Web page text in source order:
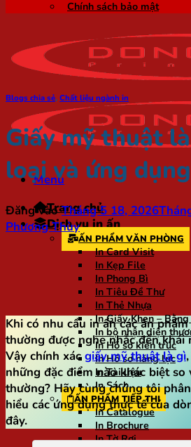
Chính sách bảo mật
Menu
Trang chủ
Dịch vụ in ấn
ẤN PHẨM VĂN PHÒNG
In Card Visit
In Kẹp File
In Phong Bì
In Tiêu Đề Thư
In Thẻ Nhựa
In Giấy Khen –
In bộ nhận diện
In Hồ sơ kiến trúc
In Hồ sơ năng lực
In Tài liệu
In Sách
ẤN PHẨM TIẾP THỊ
In Catalogue
In Brochure
In Tờ Rơi
Blogs chia sẻ, Chất liệu ngành in
Giấy mỹ thuật
loại và ứng
Đăng vàoTháng 5 18, 2026
Phương Thùy
Khi có nhu cầu in ấn các ấn
thường được nghe nhắc đến khái
Vậy chính xácgiấy mỹ thuật là gì
những đặc điểm nào khác biệt
thường? Hãy cùng chúng tôi
hiểu các ứng dụng thực tế của
đây.